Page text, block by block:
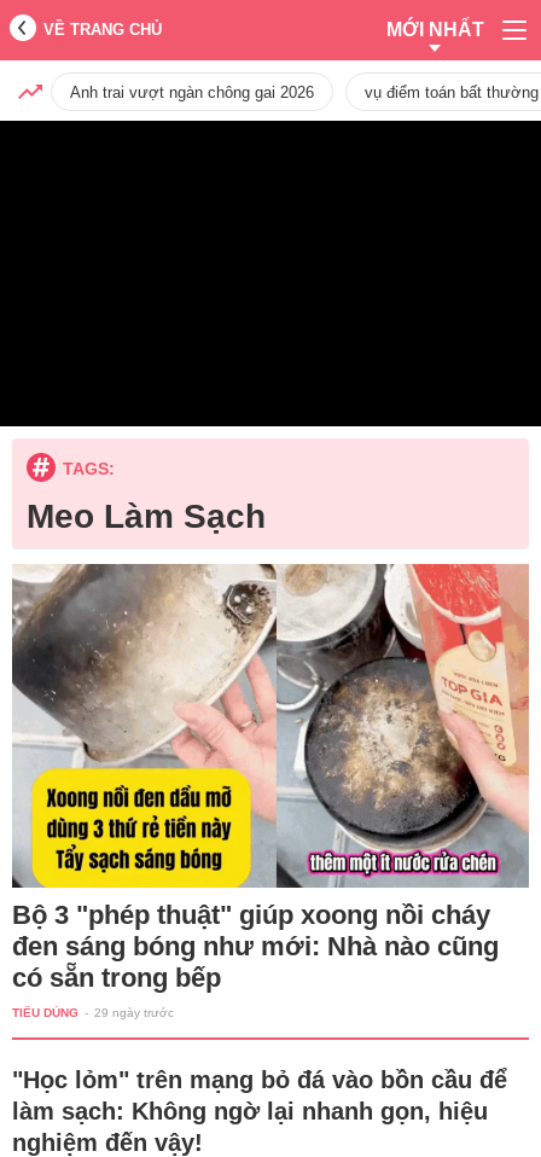
VỀ TRANG CHỦ MỚI NHẤT
Anh trai vượt ngàn chông gai 2026 vụ điểm toán bất
TAGS:
Meo Làm Sạch
Bộ 3 "phép thuật" giúp xoong nồi cháy
đen sáng bóng như mới: Nhà nào cũng
có sẵn trong bếp
TIÊU DÙNG - 29 ngày trước
"Học lỏm" trên mạng bỏ đá vào bồn cầu để
làm sạch: Không ngờ lại nhanh gọn, hiệu
nghiệm đến vậy!